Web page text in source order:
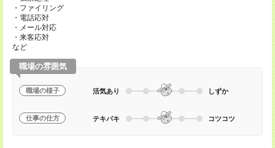
・ファイリング
・電話応対
・メール対応
・来客応対
など
職場の雰囲気
職場の様子 活気あり しずか
仕事の仕方 テキパキ コツコツ